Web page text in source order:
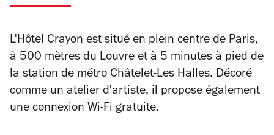
L'Hôtel Crayon est situé en plein centre de Paris,
à 500 mètres du Louvre et à 5 minutes à pied de
la station de métro Châtelet-Les Halles. Décoré
comme un atelier d'artiste, il propose également
une connexion Wi-Fi gratuite.